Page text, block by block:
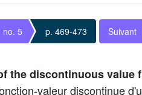
no. 5 p. 469-473 Suivant
the discontinuous
valeur discontinue